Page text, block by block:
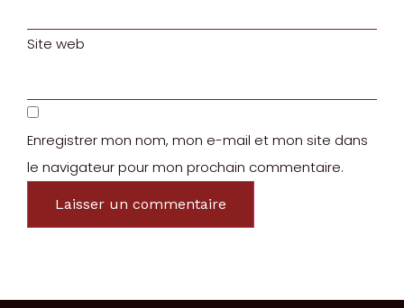
Site web
Enregistrer mon nom, mon e-mail et mon site dans
le navigateur pour mon prochain commentaire.